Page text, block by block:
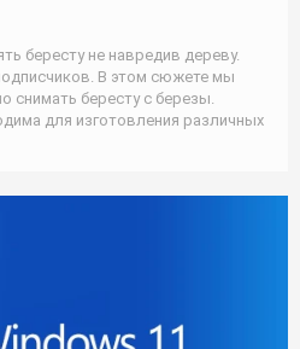
бересту не навредив дереву.
В этом сюжете мы
снимать бересту с березы.
для изготовления различных